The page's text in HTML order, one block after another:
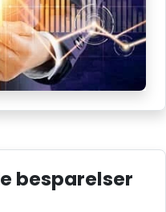
besparelser